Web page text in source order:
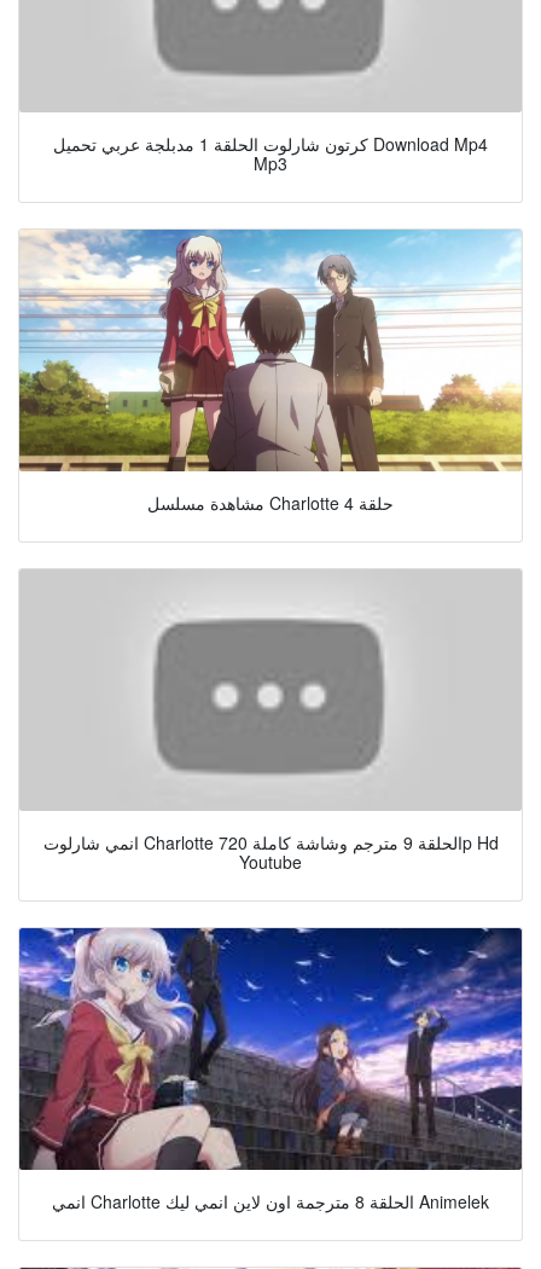
كرتون شارلوت الحلقة 1 مدبلجة عربي تحميل Download Mp4
Mp3
مشاهدة مسلسل Charlotte حلقة 4
انمي شارلوت Charlotte الحلقة 9 مترجم وشاشة كاملة 720p Hd
Youtube
انمي Charlotte الحلقة 8 مترجمة اون لاين انمي ليك Animelek